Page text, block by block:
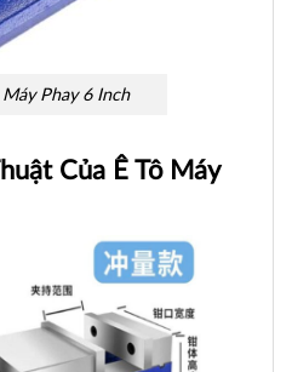
Máy Phay 6 Inch
Của Ê Tô Máy